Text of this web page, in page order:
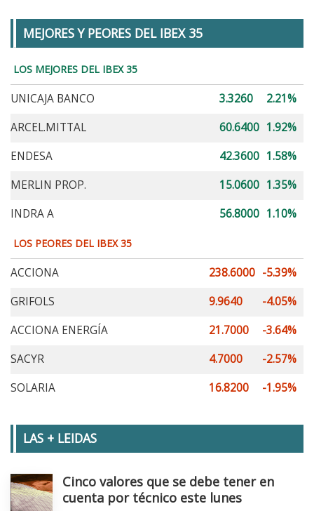
MEJORES Y PEORES DEL IBEX 35
LOS MEJORES DEL IBEX 35
UNICAJA BANCO 3.3260
2.21%
ARCEL.MITTAL
60.6400 1.92%
ENDESA
42.3600 1.58%
MERLIN PROP.
15.0600 1.35%
INDRA A
56.8000 1.10%
LOS PEORES DEL IBEX 35
ACCIONA 238.6000 -5.39%
GRIFOLS
9.9640
-4.05%
ACCIONA ENERGÍA
21.7000
-3.64%
SACYR
4.7000
-2.57%
SOLARIA
16.8200 -1.95%
LAS + LEIDAS
Cinco valores que se debe tener en
cuenta por técnico este lunes